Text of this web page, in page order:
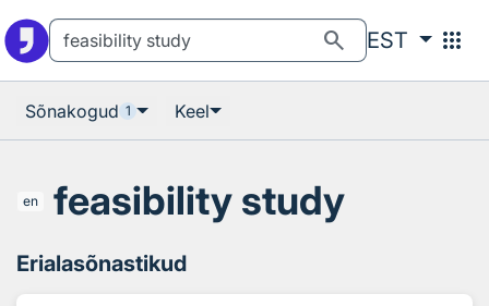
search EST apps
Sõnakogud 1 Keel
en feasibility study
Erialasõnastikud